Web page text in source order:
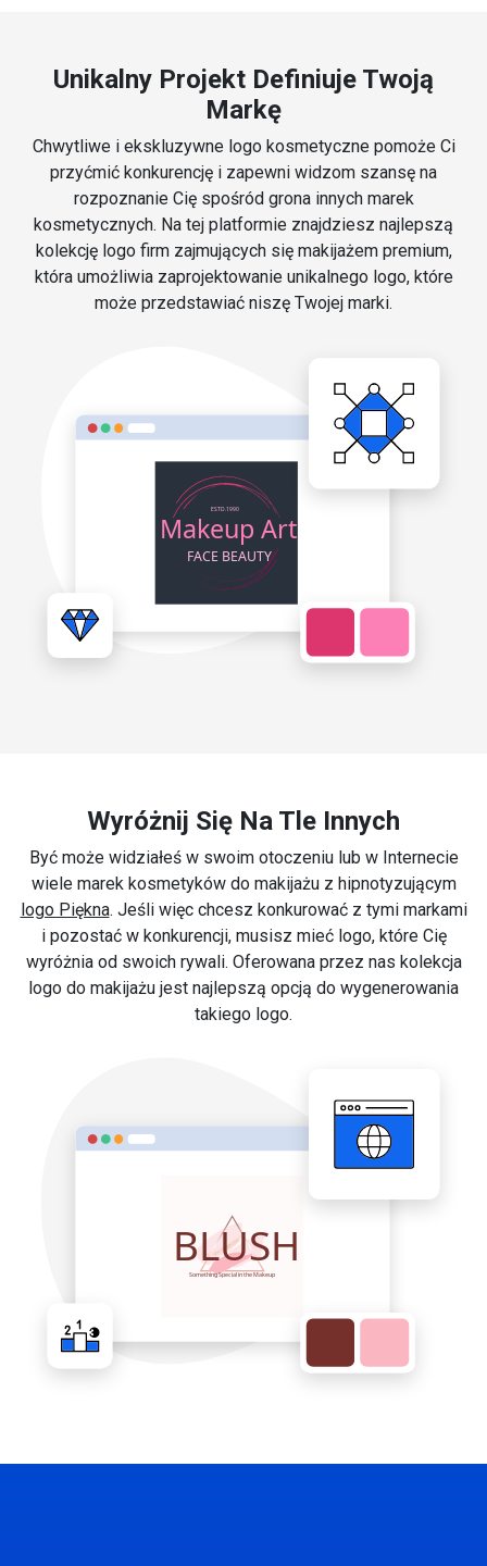
Unikalny Projekt Definiuje Twoją
Markę
Chwytliwe i ekskluzywne logo kosmetyczne pomoże Ci
przyćmić konkurencję i zapewni widzom szansę na
rozpoznanie Cię spośród grona innych marek
kosmetycznych. Na tej platformie znajdziesz najlepszą
kolekcję logo firm zajmujących się makijażem premium,
która umożliwia zaprojektowanie unikalnego logo, które
może przedstawiać niszę Twojej marki.
Wyróżnij Się Na Tle Innych
Być może widziałeś w swoim otoczeniu lub w Internecie
wiele marek kosmetyków do makijażu z hipnotyzującym
logo Piękna. Jeśli więc chcesz konkurować z tymi markami
i pozostać w konkurencji, musisz mieć logo, które Cię
wyróżnia od swoich rywali. Oferowana przez nas kolekcja
logo do makijażu jest najlepszą opcją do wygenerowania
takiego logo.